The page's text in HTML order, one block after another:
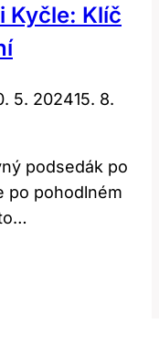
Kyčle: Klíč
5. 202415. 8.
podsedák po
po pohodlném